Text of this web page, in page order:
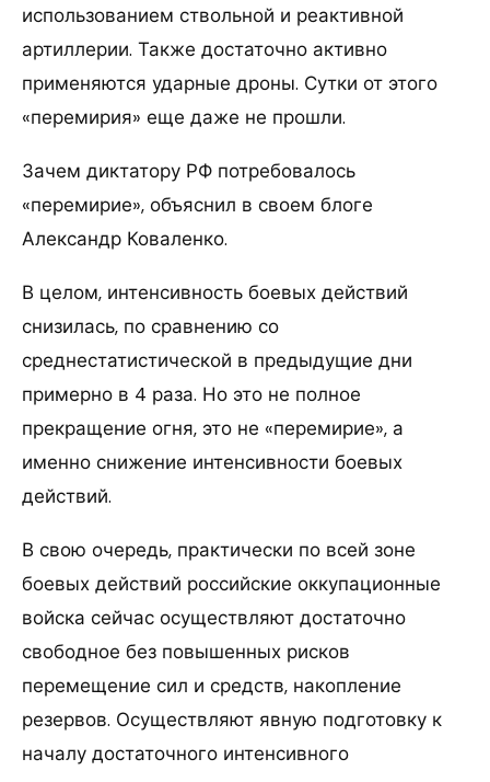
использованием ствольной и реактивной
артиллерии. Также достаточно активно
применяются ударные дроны. Сутки от этого
«перемирия» еще даже не прошли.
Зачем диктатору РФ потребовалось
«перемирие», объяснил в своем блоге
Александр Коваленко.
В целом, интенсивность боевых действий
снизилась, по сравнению со
среднестатистической в предыдущие дни
примерно в 4 раза. Но это не полное
прекращение огня, это не «перемирие», а
именно снижение интенсивности боевых
действий.
В свою очередь, практически по всей зоне
боевых действий российские оккупационные
войска сейчас осуществляют достаточно
свободное без повышенных рисков
перемещение сил и средств, накопление
резервов. Осуществляют явную подготовку к
началу достаточного интенсивного